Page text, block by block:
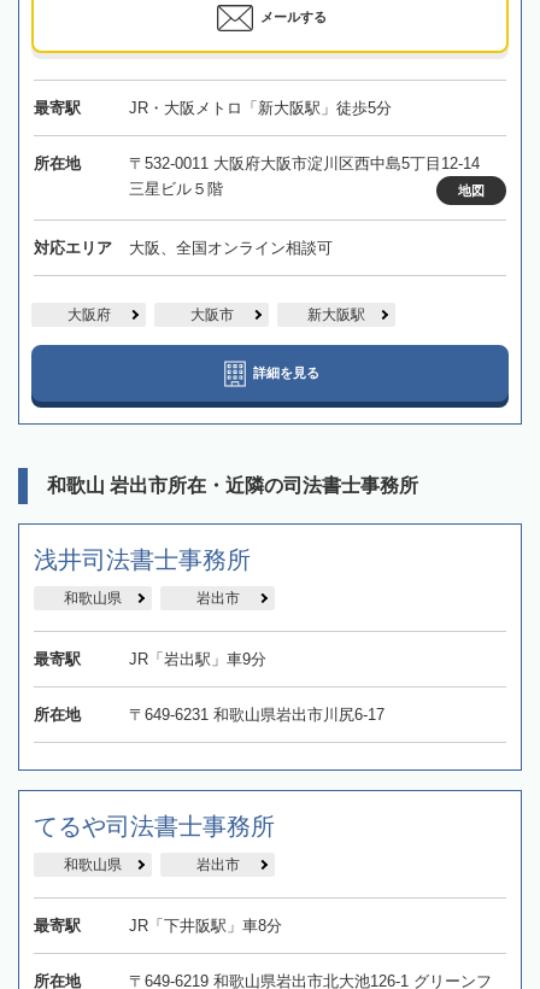
メールする
最寄駅 JR・大阪メトロ「新大阪駅」徒歩5分
所在地
〒532-0011 大阪府大阪市淀川区西中島5丁目12-14
三星ビル５階
地図
対応エリア 大阪、全国オンライン相談可
大阪府 大阪市 新大阪駅
詳細を見る
和歌山 岩出市所在・近隣の司法書士事務所
浅井司法書士事務所
和歌山県 岩出市
最寄駅 JR「岩出駅」車9分
所在地 〒649-6231 和歌山県岩出市川尻6-17
てるや司法書士事務所
和歌山県 岩出市
最寄駅 JR「下井阪駅」車8分
所在地
〒649-6219 和歌山県岩出市北大池126-1 グリーンフ